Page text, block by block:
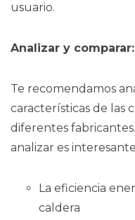
usuario.
Analizar y comparar:
Te recomendamos
características de las
diferentes
analizar es
La eficiencia
caldera